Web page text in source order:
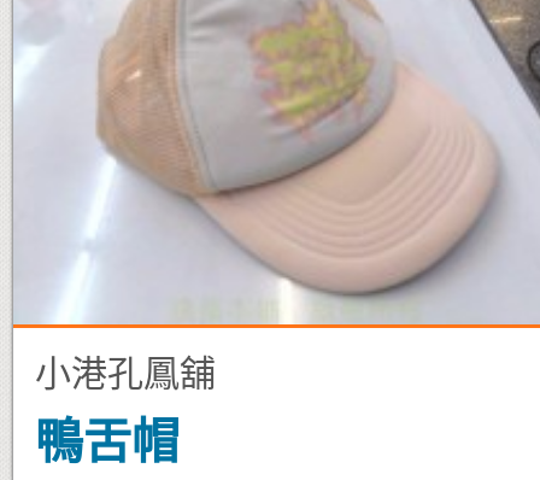
小港孔鳳舖
鴨舌帽